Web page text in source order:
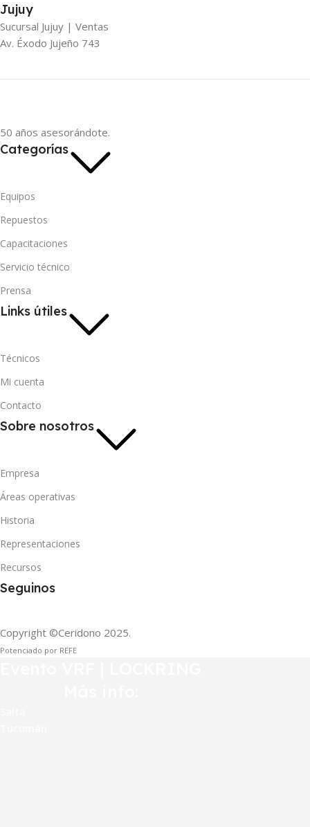
Jujuy
Sucursal Jujuy | Ventas
Av. Éxodo Jujeño 743
50 años asesorándote.
Categorías
Equipos
Repuestos
Capacitaciones
Servicio técnico
Prensa
Links útiles
Técnicos
Mi cuenta
Contacto
Sobre nosotros
Empresa
Áreas operativas
Historia
Representaciones
Recursos
Seguinos
Copyright ©Ceridono 2025.
Potenciado por REFE